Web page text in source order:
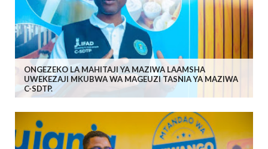
ONGEZEKO LA MAHITAJI YA MAZIWA LAAMSHA
UWEKEZAJI MKUBWA WA MAGEUZI TASNIA YA MAZIWA
C-SDTP.